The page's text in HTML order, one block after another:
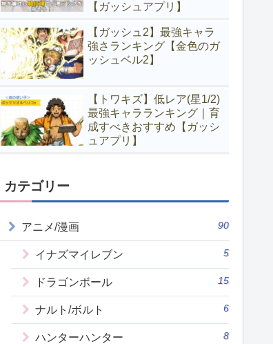
【ガッシュアプリ】
【ガッシュ2】最強キャラ
強さランキング【金色のガ
ッシュベル2】
【トワキズ】低レア(星1/2)
最強キャラランキング｜育
成すべきおすすめ【ガッシ
ュアプリ】
カテゴリー
アニメ/漫画 90
イナズマイレブン 5
ドラゴンボール 15
ナルト/ボルト 6
ハンターハンター 8